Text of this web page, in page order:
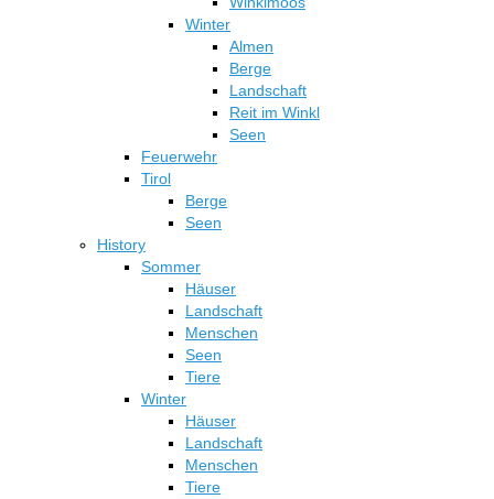
Winter
Almen
Berge
Landschaft
Reit im Winkl
Seen
Feuerwehr
Tirol
Berge
Seen
History
Sommer
Häuser
Landschaft
Menschen
Seen
Tiere
Winter
Häuser
Landschaft
Menschen
Tiere